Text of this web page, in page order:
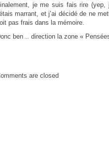
je me suis fais rire
marrant, et j’ai décidé de ne
pas frais dans la mémoire.
ben .. direction la zone «
are closed